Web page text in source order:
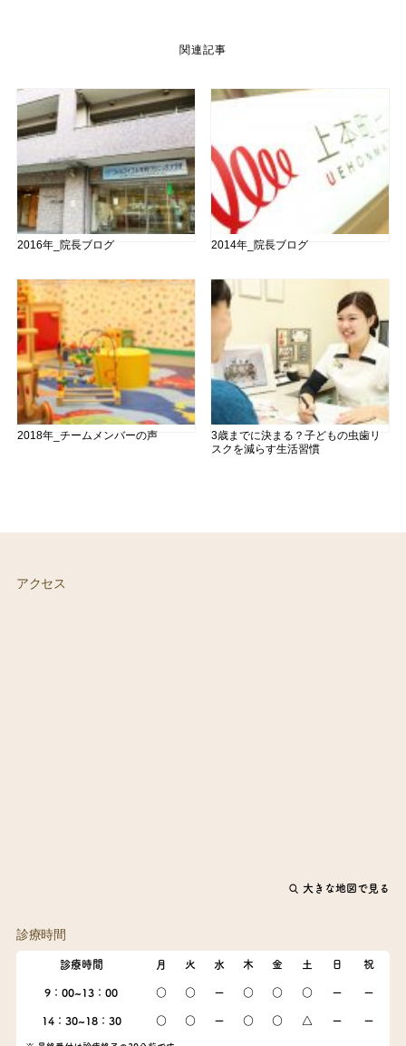
関連記事
2016年_院長ブログ 2014年_院長ブログ
2018年_チームメンバーの声
3歳までに決まる？子どもの虫歯リ
スクを減らす生活習慣
アクセス
大きな地図で見る
診療時間
診療時間 月 火 水 木 金 土 日 祝
9：00~13：00 ○ ○ ー ○ ○ ○ ー ー
14：30~18：30 ○ ○ ー ○ ○ △ ー ー